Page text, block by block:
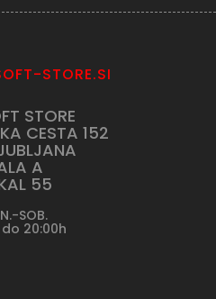
STORE.SI
STORE
CESTA 152
A
55
SOB.
20:00h